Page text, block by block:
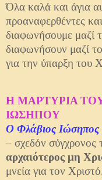
Όλα καλά και άγια
προαναφερθέντες
διαφωνήσουμε μαζί
διαφωνήσουν μαζί
για την ύπαρξη του
Η ΜΑΡΤΥΡΙΑ
ΙΩΣΗΠΟΥ
Ο Φλάβιος Ιώσηπος
– σχεδόν σύγχρονος
αρχαιότερος μη
μνεία για τον